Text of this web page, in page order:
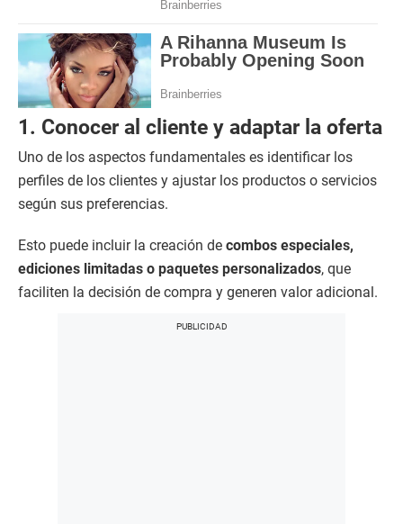
1. Conocer al cliente y adaptar la oferta
Uno de los aspectos fundamentales es identificar los
perfiles de los clientes y ajustar los productos o servicios
según sus preferencias.
Esto puede incluir la creación de combos especiales,
ediciones limitadas o paquetes personalizados, que
faciliten la decisión de compra y generen valor adicional.